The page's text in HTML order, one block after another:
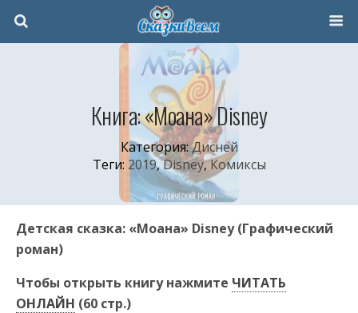
Книга: «Моана» Disney
Категория:Дисней
Теги: 2019,Disney,Комиксы
Детская сказка: «Моана» Disney (Графический
роман)
Чтобы открыть книгу нажмите ЧИТАТЬ
ОНЛАЙН (60 стр.)